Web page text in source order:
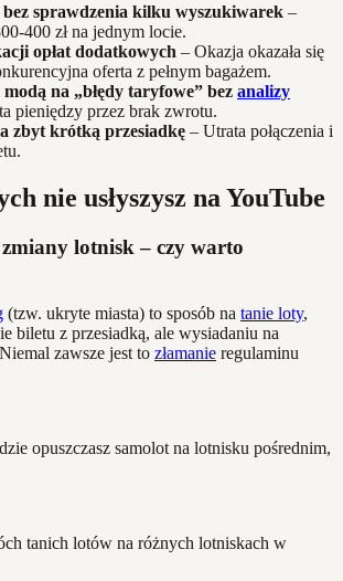
sprawdzenia kilku wyszukiwarek –
400 zł na jednym locie.
opłat dodatkowych – Okazja okazała się
oferta z pełnym bagażem.
na „błędy taryfowe” bez analizy
pieniędzy przez brak zwrotu.
zbyt krótką przesiadkę – Utrata połączenia i
nie usłyszysz na YouTube
lotnisk – czy warto
(tzw. ukryte miasta) to sposób na tanie loty,
biletu z przesiadką, ale wysiadaniu na
zawsze jest to złamanie regulaminu
opuszczasz samolot na lotnisku pośrednim,
tanich lotów na różnych lotniskach w